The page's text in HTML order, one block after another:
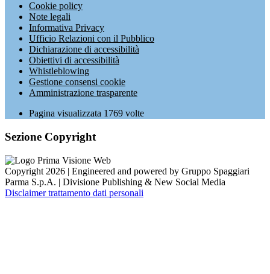
Cookie policy
Note legali
Informativa Privacy
Ufficio Relazioni con il Pubblico
Dichiarazione di accessibilità
Obiettivi di accessibilità
Whistleblowing
Gestione consensi cookie
Amministrazione trasparente
Pagina visualizzata 1769 volte
Sezione Copyright
Copyright 2026 | Engineered and powered by Gruppo Spaggiari
Parma S.p.A. | Divisione Publishing & New Social Media
Disclaimer trattamento dati personali